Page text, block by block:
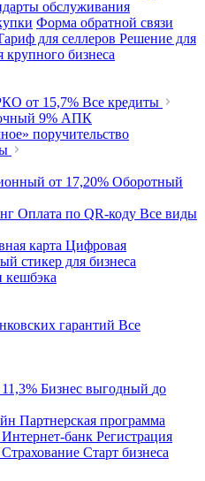
обслуживания
Форма обратной связи
для селлеров Решение для
крупного бизнеса
от 15,7% Все кредиты
9% АПК
поручительство
от 17,20% Оборотный
Оплата по QR-коду Все виды
карта Цифровая
стикер для бизнеса
кешбэка
гарантий Все
Бизнес выгодный до
Партнерская программа
Интернет-банк Регистрация
Страхование Старт бизнеса